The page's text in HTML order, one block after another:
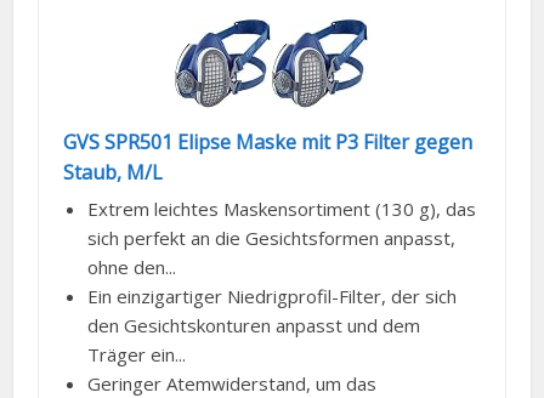
GVS SPR501 Elipse Maske mit P3 Filter gegen
Staub, M/L
Extrem leichtes Maskensortiment (130 g), das
sich perfekt an die Gesichtsformen anpasst,
ohne den...
Ein einzigartiger Niedrigprofil-Filter, der sich
den Gesichtskonturen anpasst und dem
Träger ein...
Geringer Atemwiderstand, um das